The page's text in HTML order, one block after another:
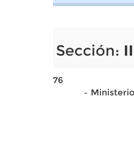
Sección:
76
–